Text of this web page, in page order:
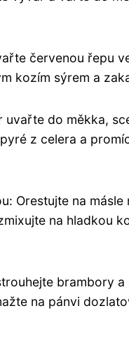
červenou řepu
kozím sýrem a
uvařte do měkka,
z celera a
Orestujte na
na hladkou
brambory
na pánvi